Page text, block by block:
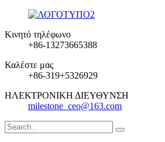
Κινητό τηλέφωνο
+86-13273665388
Καλέστε μας
+86-319+5326929
ΗΛΕΚΤΡΟΝΙΚΗ ΔΙΕΥΘΥΝΣΗ
milestone_ceo@163.com